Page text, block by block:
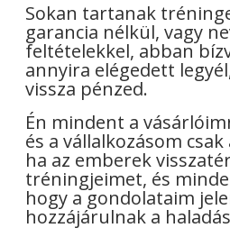
Sokan tartanak
garancia nélkül, vagy
feltételekkel, abban
annyira elégedett
vissza pénzed.
Én mindent a
és a vállalkozásom
ha az emberek
tréningjeimet, és
hogy a gondolataim
hozzájárulnak a